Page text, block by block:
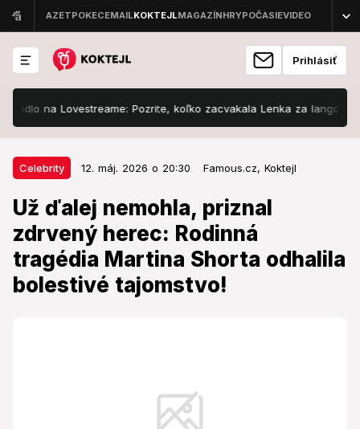
Prihlásiť
na Lovestreame: Pozrite, koľko zacvakala Lenka za langoš a
Celebrity 12. máj. 2026 o 20:30 Famous.cz, Koktejl
Už ďalej nemohla, priznal
zdrvený herec: Rodinná
tragédia Martina Shorta odhalila
bolestivé tajomstvo!
Celebrity 12. máj. 2026 o 20:30
Už ďalej nemohla, priznal zdrvený
herec: Rodinná tragédia Martina
Shorta odhalila bolestivé
tajomstvo!